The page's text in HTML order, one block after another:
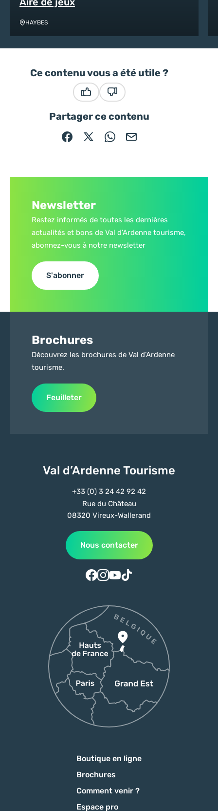
HAYBES
Ce contenu vous a été utile ?
Partager ce contenu
Partager sur Facebook (nouvelle fenêtre)
Partager sur X / Twitter (nouvelle
Partager sur WhatsApp
Partager par mail
Newsletter
Restez informés de toutes les dernières
actualités et bons de Val d’Ardenne tourisme,
abonnez-vous à notre newsletter
S'abonner
Brochures
Découvrez les brochures de Val d’Ardenne
tourisme.
Feuilleter
Val d’Ardenne Tourisme
+33 (0) 3 24 42 92 42
Rue du Château
08320 Vireux-Wallerand
Nous contacter
Suivez-nous sur Facebook
Suivez-nous sur Instagram
Suivez-nous sur Youtube
Suivez-nous sur Tiktok
Boutique en ligne
Brochures
Comment venir ?
Espace pro